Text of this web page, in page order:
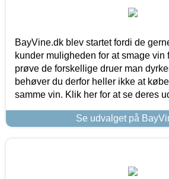
BayVine.dk blev startet fordi de
kunder muligheden for at smage vin
prøve de forskellige druer man
behøver du derfor heller ikke at
samme vin. Klik her for at se deres
Se udvalget på